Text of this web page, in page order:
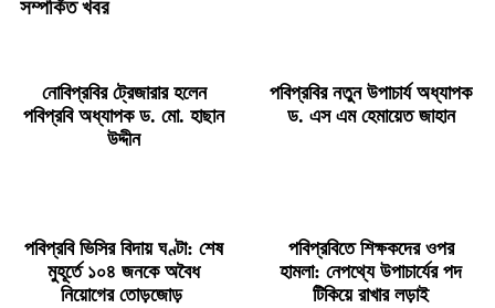
সম্পর্কিত খবর
নোবিপ্রবির ট্রেজারার হলেন
পবিপ্রবি অধ্যাপক ড. মো. হাছান
উদ্দীন
পবিপ্রবির নতুন উপাচার্য অধ্যাপক
ড. এস এম হেমায়েত জাহান
পবিপ্রবি ভিসির বিদায় ঘণ্টা: শেষ
মুহূর্তে ১০৪ জনকে অবৈধ
নিয়োগের তোড়জোড়
পবিপ্রবিতে শিক্ষকদের ওপর
হামলা: নেপথ্যে উপাচার্যের পদ
টিকিয়ে রাখার লড়াই